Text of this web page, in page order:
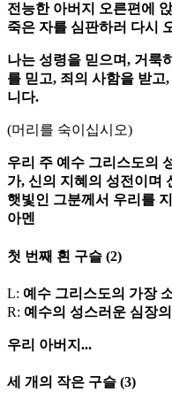
전능한 아버지 오른편에
죽은 자를 심판하러 다시
나는 성령을 믿으며, 거룩
를 믿고, 죄의 사함을 받
니다.
(머리를 숙이십시오)
우리 주 예수 그리스도의
가, 신의 지혜의 성전이며
햇빛인 그분께서 우리를
아멘
첫 번째 흰 구슬 (2)
L: 예수 그리스도의 가장
R: 예수의 성스러운 심장
우리 아버지...
세 개의 작은 구슬 (3)